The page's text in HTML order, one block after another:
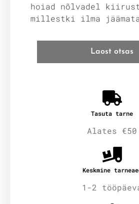
hoiad nõlvadel
millestki ilma
Laost otsas
Tasuta tarne
Alates €50
Keskmine
1-2